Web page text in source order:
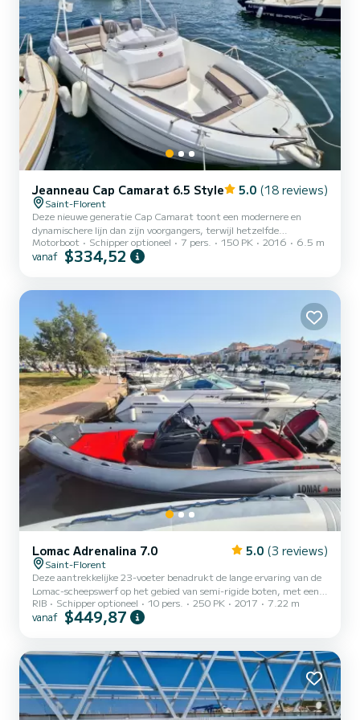
Jeanneau Cap Camarat 6.5 Style 5.0 (18 reviews)
Saint-Florent
Deze nieuwe generatie Cap Camarat toont een modernere en
dynamischere lijn dan zijn voorgangers, terwijl hetzelfde
uitrustingsniveau behouden blijft. De voorste salon, zeer gezellig,
biedt de mogelijkheid voor zes gasten om rond de ingebouwde tafel
de voorkant, kunt u tal van spullen, koelers of zelfs
watersportartikelen opbergen. Het is ook uitgerust met een
skimast om...
Motorboot Schipper optioneel 7 pers. 150 PK 2016 6.5 m
vanaf $334,52
Lomac Adrenalina 7.0 5.0 (3 reviews)
Saint-Florent
Deze aantrekkelijke 23-voeter benadrukt de lange ervaring van de
Lomac-scheepswerf op het gebied van semi-rigide boten, met een
nieuw model dat een opmerkelijk scala aan mogelijkheden biedt, of
het nu gaat om tijd doorgebracht voor anker of zeilen, waar de
RIB Schipper optioneel 10 pers. 250 PK 2017 7.22 m
vanaf $449,87